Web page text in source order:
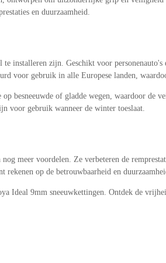
en duurzaamheid.
installeren zijn. Geschikt voor
voor gebruik in alle Europese landen,
besneeuwde of gladde wegen, waardoor
voor gebruik wanneer de winter toeslaat.
meer voordelen. Ze verbeteren de
op de betrouwbaarheid en
Ideal 9mm sneeuwkettingen. Ontdek de